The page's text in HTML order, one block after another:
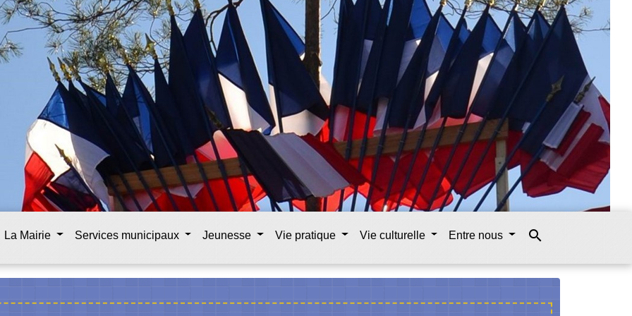
La Mairie Services municipaux Jeunesse Vie pratique Vie culturelle Entre nous search